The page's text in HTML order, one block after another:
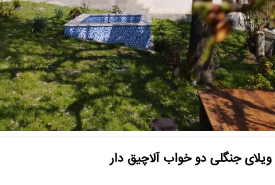
ویلای‌ جنگلی‌‌ دو خواب‌ آلاچیق دار